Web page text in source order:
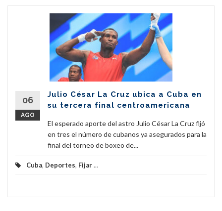
06
AGO
Julio César La Cruz ubica a Cuba en
su tercera final centroamericana
El esperado aporte del astro Julio César La Cruz fijó
en tres el número de cubanos ya asegurados para la
final del torneo de boxeo de...
Cuba, Deportes, Fijar...